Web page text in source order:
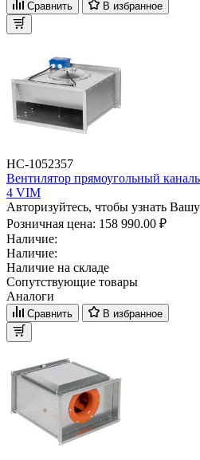
Сравнить В избранное
НС-1052357
Вентилятор прямоугольный
4 VIM
Авторизуйтесь, чтобы узнать
Розничная цена: 158 990.00 ₽
Наличие:
Наличие:
Наличие на складе
Сопутствующие товары
Аналоги
Сравнить В избранное